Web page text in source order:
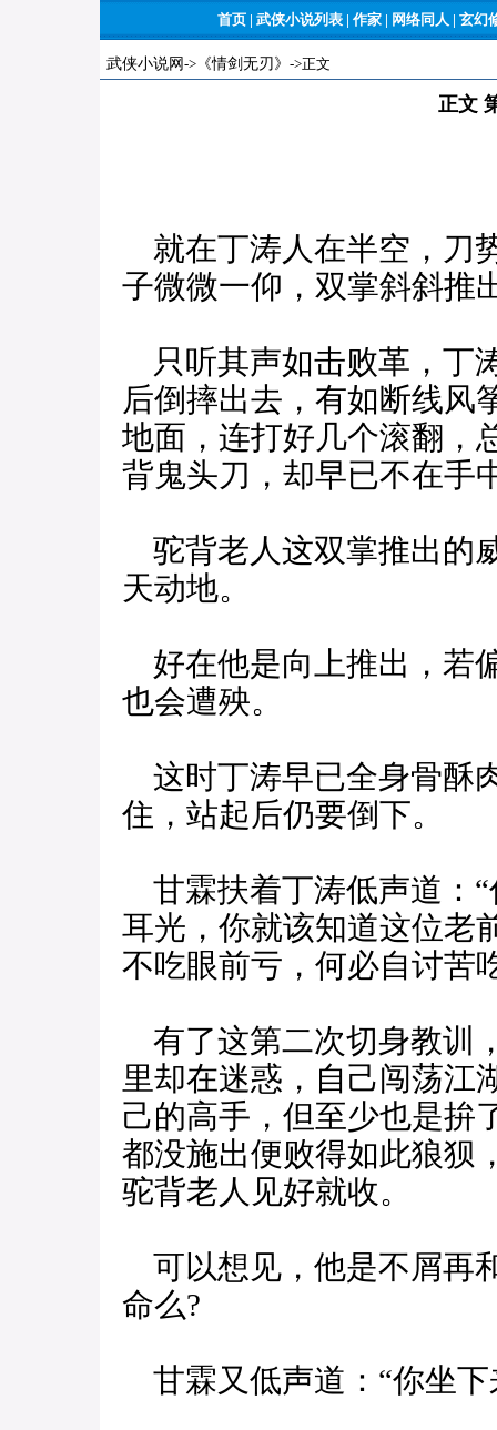
首页 | 武侠小说列表 | 作家 | 网络同人 | 玄幻
武侠小说网 -> 《情剑无刃》 ->正文
正文
就在丁涛人在半空，刀
子微微一仰，双掌斜斜推
只听其声如击败革，丁
后倒摔出去，有如断线风
地面，连打好几个滚翻，
背鬼头刀，却早已不在手
驼背老人这双掌推出的
天动地。
好在他是向上推出，若
也会遭殃。
这时丁涛早已全身骨酥
住，站起后仍要倒下。
甘霖扶着丁涛低声道：“
耳光，你就该知道这位老
不吃眼前亏，何必自讨苦
有了这第二次切身教训
里却在迷惑，自己闯荡江
己的高手，但至少也是拚
都没施出便败得如此狼狈
驼背老人见好就收。
可以想见，他是不屑再
命么?
甘霖又低声道：“你坐下